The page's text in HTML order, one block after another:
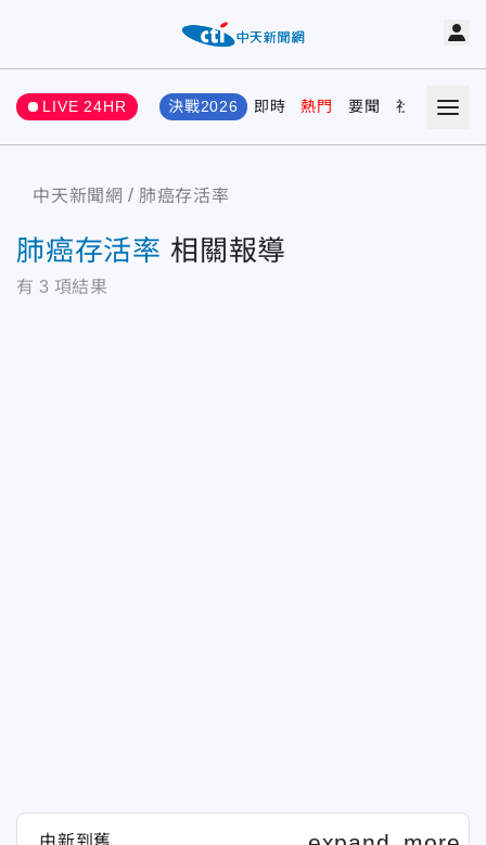
LIVE 24HR 決戰2026 即時 熱門 要聞 社會 娛樂
中天新聞網 肺癌存活率
肺癌存活率 相關報導
有 3 項結果